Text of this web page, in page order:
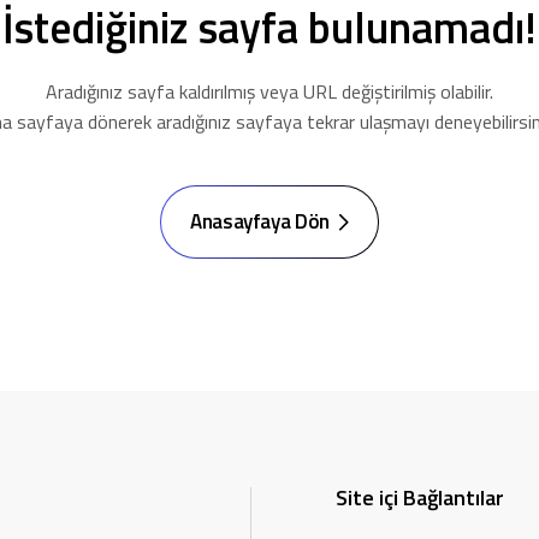
İstediğiniz sayfa bulunamadı!
Aradığınız sayfa kaldırılmış veya URL değiştirilmiş olabilir.
sayfaya dönerek aradığınız sayfaya tekrar ulaşmayı
Anasayfaya Dön
Site içi Bağlantılar